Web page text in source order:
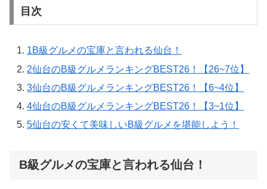
目次
1B級グルメの宝庫と言われる仙台！
2仙台のB級グルメランキングBEST26！【26~7位】
3仙台のB級グルメランキングBEST26！【6~4位】
4仙台のB級グルメランキングBEST26！【3~1位】
5仙台の安くて美味しいB級グルメを堪能しよう！
B級グルメの宝庫と言われる仙台！